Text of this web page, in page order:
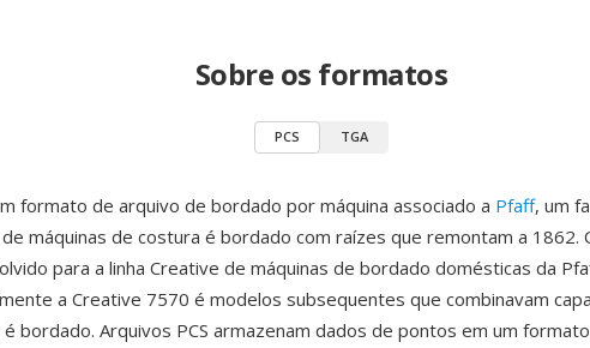
Sobre os formatos
PCS TGA
formato de arquivo de bordado por máquina associado a Pfaff, um
máquinas de costura é bordado com raízes que remontam a 1862.
para a linha Creative de máquinas de bordado domésticas da
a Creative 7570 é modelos subsequentes que combinavam
bordado. Arquivos PCS armazenam dados de pontos em um